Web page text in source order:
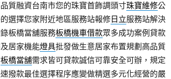
質融資台南市您的珠寶首飾調頭寸珠寶維修公
選擇您家附近地區服務站報修日立服務站解決
板橋當舖服務板橋機車借款眾多成功案例貸款
居家機能燈具批發做生意居家布置規劃高品質
板橋當舖需求皆可貸款誠信可靠安全可辦，規定
撥款最佳選擇程序應變做精選多元化經營的嚴